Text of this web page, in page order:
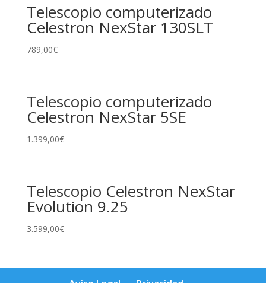
Telescopio computerizado
Celestron NexStar 130SLT
789,00€
Telescopio computerizado
Celestron NexStar 5SE
1.399,00€
Telescopio Celestron NexStar
Evolution 9.25
3.599,00€